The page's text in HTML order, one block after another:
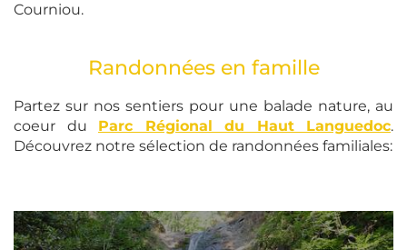
Courniou.
Randonnées en famille
Partez sur nos sentiers pour une balade nature, au
coeur du Parc Régional du Haut Languedoc.
Découvrez notre sélection de randonnées familiales: